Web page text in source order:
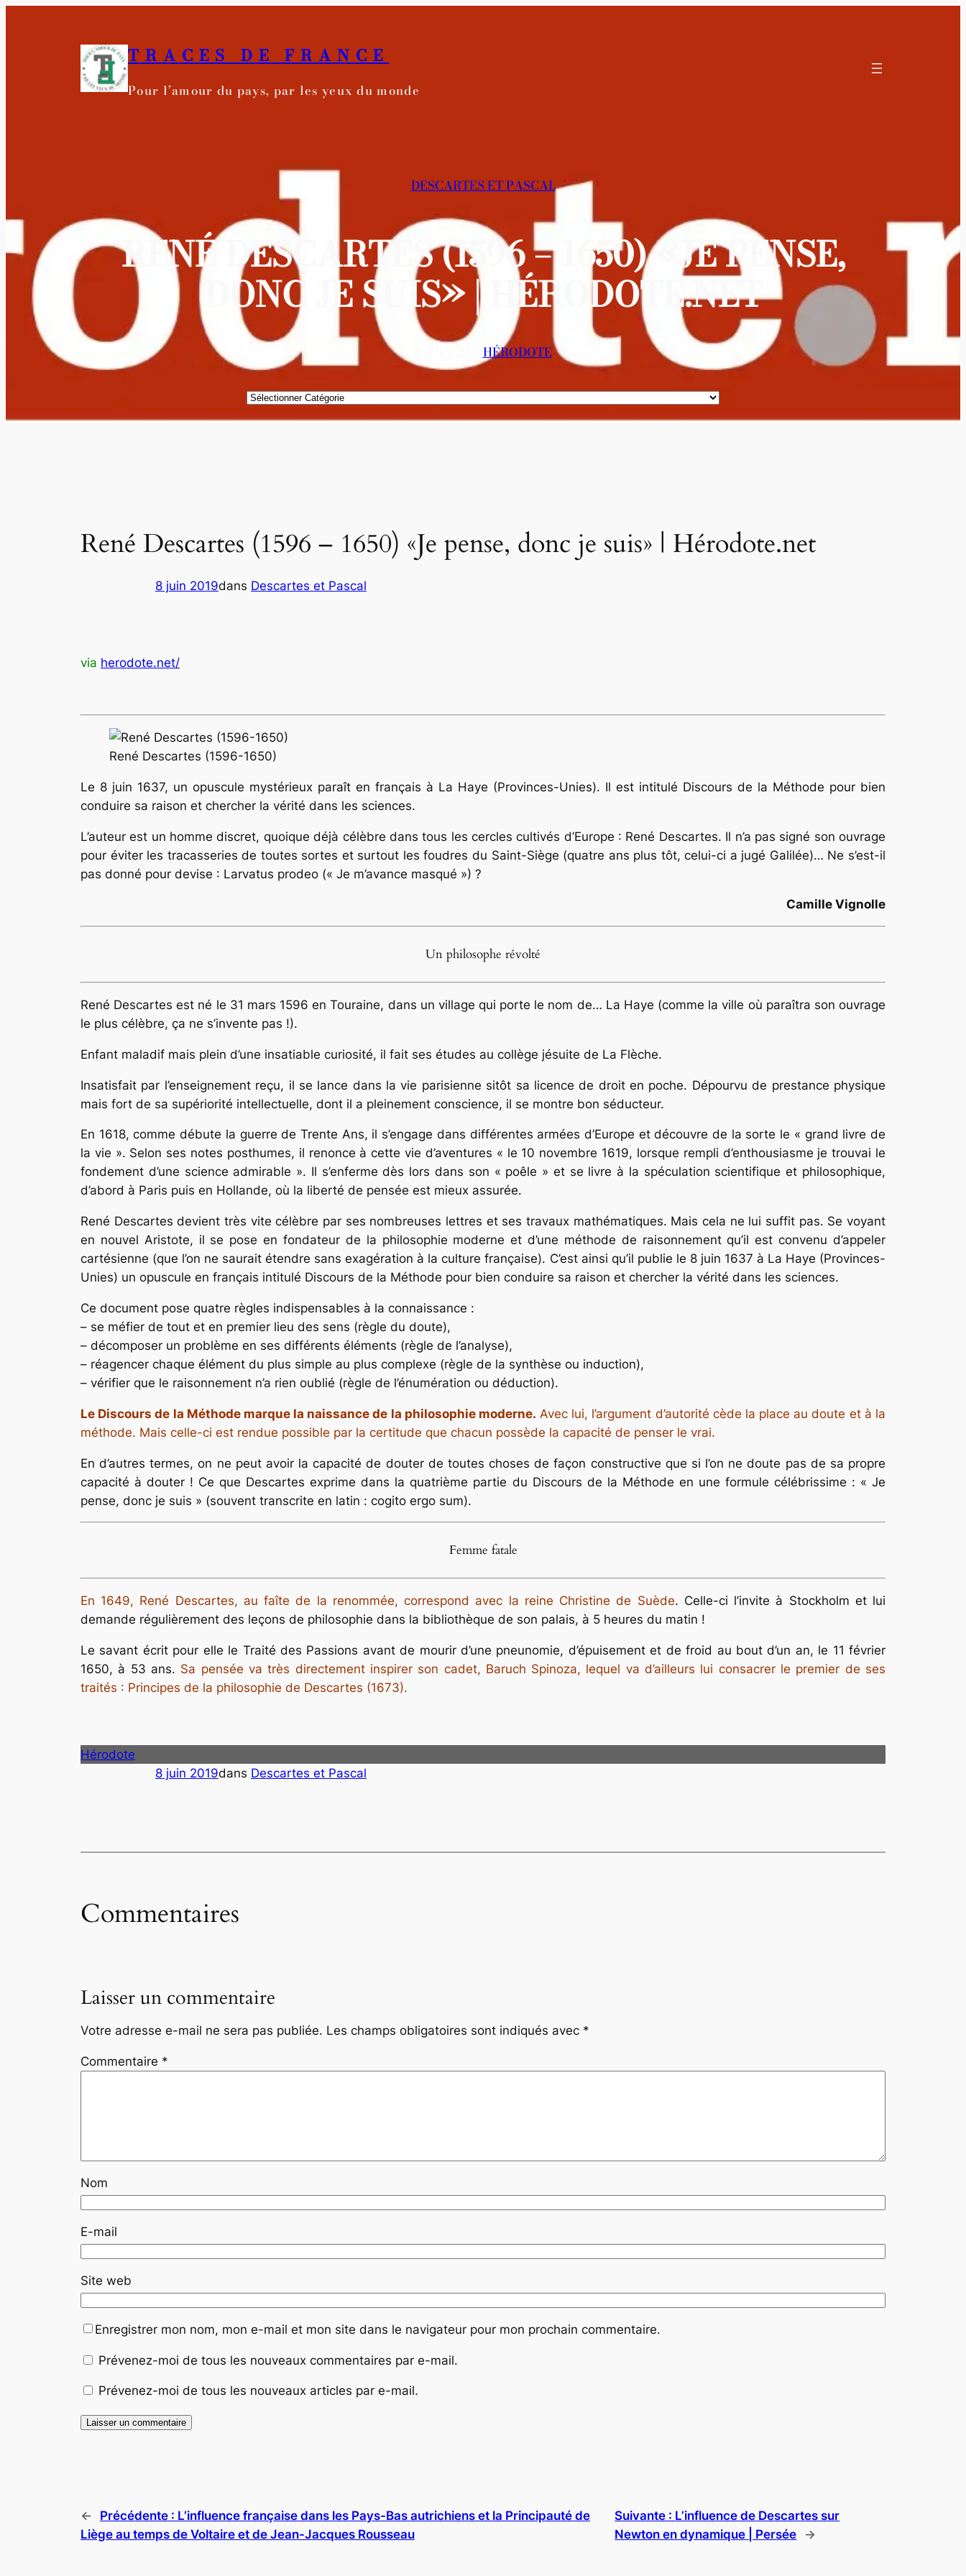
TRACES DE FRANCE
Pour l’amour du pays, par les yeux du monde
DESCARTES ET PASCAL
RENÉ DESCARTES (1596 – 1650) «JE PENSE,
DONC JE SUIS» | HÉRODOTE.NET
HÉRODOTE
Catégories
René Descartes (1596 – 1650) «Je pense, donc je suis» | Hérodote.net
8 juin 2019dans Descartes et Pascal
via herodote.net/
René Descartes (1596-1650)
Le 8 juin 1637, un opuscule mystérieux paraît en français à La Haye (Provinces-Unies). Il est intitulé Discours de la Méthode pour bien
conduire sa raison et chercher la vérité dans les sciences.
L’auteur est un homme discret, quoique déjà célèbre dans tous les cercles cultivés d’Europe : René Descartes. Il n’a pas signé son ouvrage
pour éviter les tracasseries de toutes sortes et surtout les foudres du Saint-Siège (quatre ans plus tôt, celui-ci a jugé Galilée)… Ne s’est-il
pas donné pour devise : Larvatus prodeo (« Je m’avance masqué ») ?
Camille Vignolle
Un philosophe révolté
René Descartes est né le 31 mars 1596 en Touraine, dans un village qui porte le nom de… La Haye (comme la ville où paraîtra son ouvrage
le plus célèbre, ça ne s’invente pas !).
Enfant maladif mais plein d’une insatiable curiosité, il fait ses études au collège jésuite de La Flèche.
Insatisfait par l’enseignement reçu, il se lance dans la vie parisienne sitôt sa licence de droit en poche. Dépourvu de prestance physique
mais fort de sa supériorité intellectuelle, dont il a pleinement conscience, il se montre bon séducteur.
En 1618, comme débute la guerre de Trente Ans, il s’engage dans différentes armées d’Europe et découvre de la sorte le « grand livre de
la vie ». Selon ses notes posthumes, il renonce à cette vie d’aventures « le 10 novembre 1619, lorsque rempli d’enthousiasme je trouvai le
fondement d’une science admirable ». Il s’enferme dès lors dans son « poêle » et se livre à la spéculation scientifique et philosophique,
d’abord à Paris puis en Hollande, où la liberté de pensée est mieux assurée.
René Descartes devient très vite célèbre par ses nombreuses lettres et ses travaux mathématiques. Mais cela ne lui suffit pas. Se voyant
en nouvel Aristote, il se pose en fondateur de la philosophie moderne et d’une méthode de raisonnement qu’il est convenu d’appeler
cartésienne (que l’on ne saurait étendre sans exagération à la culture française). C’est ainsi qu’il publie le 8 juin 1637 à La Haye (Provinces-
Unies) un opuscule en français intitulé Discours de la Méthode pour bien conduire sa raison et chercher la vérité dans les sciences.
Ce document pose quatre règles indispensables à la connaissance :
– se méfier de tout et en premier lieu des sens (règle du doute),
– décomposer un problème en ses différents éléments (règle de l’analyse),
– réagencer chaque élément du plus simple au plus complexe (règle de la synthèse ou induction),
– vérifier que le raisonnement n’a rien oublié (règle de l’énumération ou déduction).
Le Discours de la Méthode marque la naissance de la philosophie moderne. Avec lui, l’argument d’autorité cède la place au doute et à la
méthode. Mais celle-ci est rendue possible par la certitude que chacun possède la capacité de penser le vrai.
En d’autres termes, on ne peut avoir la capacité de douter de toutes choses de façon constructive que si l’on ne doute pas de sa propre
capacité à douter ! Ce que Descartes exprime dans la quatrième partie du Discours de la Méthode en une formule célébrissime : « Je
pense, donc je suis » (souvent transcrite en latin : cogito ergo sum).
Femme fatale
En 1649, René Descartes, au faîte de la renommée, correspond avec la reine Christine de Suède. Celle-ci l’invite à Stockholm et lui
demande régulièrement des leçons de philosophie dans la bibliothèque de son palais, à 5 heures du matin !
Le savant écrit pour elle le Traité des Passions avant de mourir d’une pneunomie, d’épuisement et de froid au bout d’un an, le 11 février
1650, à 53 ans. Sa pensée va très directement inspirer son cadet, Baruch Spinoza, lequel va d’ailleurs lui consacrer le premier de ses
traités : Principes de la philosophie de Descartes (1673).
Hérodote
8 juin 2019dans Descartes et Pascal
Commentaires
Laisser un commentaire
Votre adresse e-mail ne sera pas publiée. Les champs obligatoires sont indiqués avec *
Commentaire *
Nom
E-mail
Site web
Enregistrer mon nom, mon e-mail et mon site dans le navigateur pour mon prochain commentaire.
Prévenez-moi de tous les nouveaux commentaires par e-mail.
Prévenez-moi de tous les nouveaux articles par e-mail.
← Précédente : L’influence française dans les Pays-Bas autrichiens et la Principauté de
Liège au temps de Voltaire et de Jean-Jacques Rousseau
Suivante : L’influence de Descartes sur
Newton en dynamique | Persée
→